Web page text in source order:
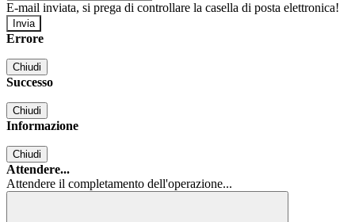
E-mail inviata, si prega di controllare la casella di posta elettronica!
Errore
Chiudi
Successo
Chiudi
Informazione
Chiudi
Attendere...
Attendere il completamento dell'operazione...